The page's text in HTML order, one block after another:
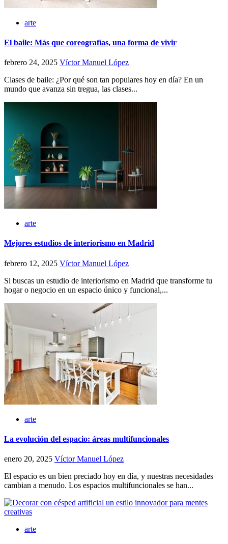
arte
El baile: Más que coreografías, una forma de vivir
febrero 24, 2025 Víctor Manuel López
Clases de baile: ¿Por qué son tan populares hoy en día? En un
mundo que avanza sin tregua, las clases...
arte
Mejores estudios de interiorismo en Madrid
febrero 12, 2025 Víctor Manuel López
Si buscas un estudio de interiorismo en Madrid que transforme tu
hogar o negocio en un espacio único y funcional,...
arte
La evolución del espacio: áreas multifuncionales
enero 20, 2025 Víctor Manuel López
El espacio es un bien preciado hoy en día, y nuestras necesidades
cambian a menudo. Los espacios multifuncionales se han...
arte